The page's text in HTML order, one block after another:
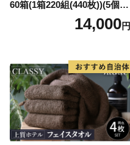
60箱(1箱220組(440枚))(5個入
り×12セット)【1256759】
14,000円